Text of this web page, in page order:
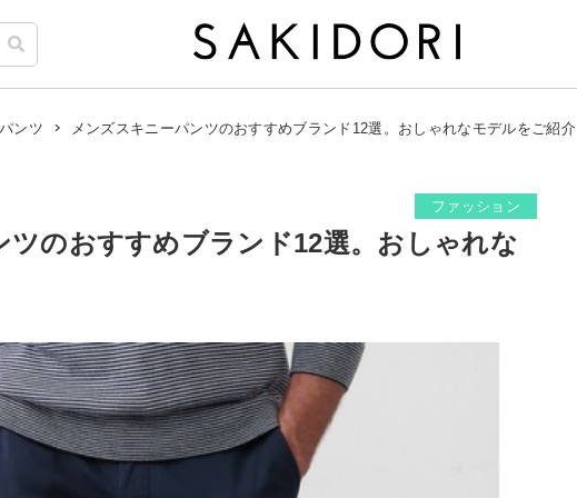
ンツ メンズスキニーパンツのおすすめブランド12選。おしゃれなモデルをご紹介
ファッション
ツのおすすめブランド12選。おしゃれな